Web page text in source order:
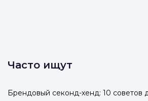
Часто ищут
Брендовый секонд-хенд: 10 советов